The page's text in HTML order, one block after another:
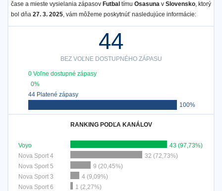
čase a mieste vysielania zápasov Futbal tímu Osasuna v Slovensko, ktorý
bol dňa 27. 3. 2025, vám môžeme poskytnúť nasledujúce informácie:
44
BEZ VOĽNE DOSTUPNÉHO ZÁPASU
0 Voľne dostupné zápasy
0%
44 Platené zápasy
100%
RANKING PODĽA KANÁLOV
Voyo
43 (97,73%)
Nova Sport 4
32 (72,73%)
Nova Sport 5
9 (20,45%)
Nova Sport 3
4 (9,09%)
Nova Sport 6
1 (2,27%)